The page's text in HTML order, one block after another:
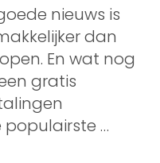
nieuws is
dan
En wat nog
gratis
populairste …